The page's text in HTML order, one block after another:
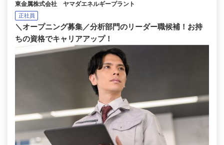
東金属株式会社 ヤマダエネルギープラント
正社員
＼オープニング募集／分析部門のリーダー職候補！お持
ちの資格でキャリアアップ！